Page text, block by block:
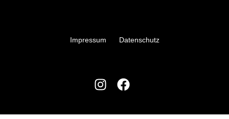
Impressum Datenschutz